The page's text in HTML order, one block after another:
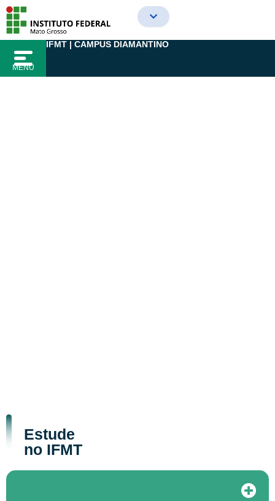
para
conteúdo
MENU
IFMT | CAMPUS DIAMANTINO
Estude
no IFMT